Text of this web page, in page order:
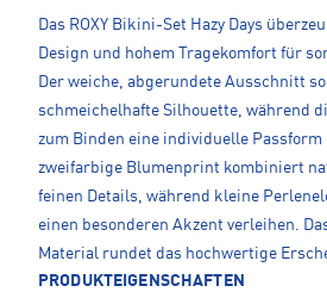
Das ROXY Bikini-Set Hazy Days
Design und hohem Tragekomfort für
Der weiche, abgerundete Ausschnitt
schmeichelhafte Silhouette, während
zum Binden eine individuelle
zweifarbige Blumenprint kombiniert
feinen Details, während kleine
einen besonderen Akzent verleihen.
Material rundet das hochwertige
PRODUKTEIGENSCHAFTEN